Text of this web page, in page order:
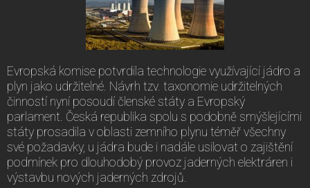
Evropská komise potvrdila technologie využívající jádro a
plyn jako udržitelné. Návrh tzv. taxonomie udržitelných
činností nyní posoudí členské státy a Evropský
parlament. Česká republika spolu s podobně smýšlejícími
státy prosadila v oblasti zemního plynu téměř všechny
své požadavky, u jádra bude i nadále usilovat o zajištění
podmínek pro dlouhodobý provoz jaderných elektráren i
výstavbu nových jaderných zdrojů.